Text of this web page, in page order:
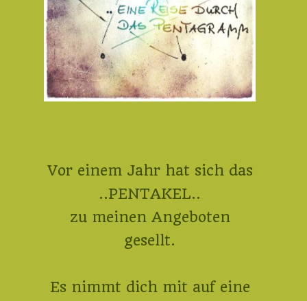
Vor einem Jahr hat sich das
..PENTAKEL..
zu meinen Angeboten
gesellt.
Es nimmt dich mit auf eine